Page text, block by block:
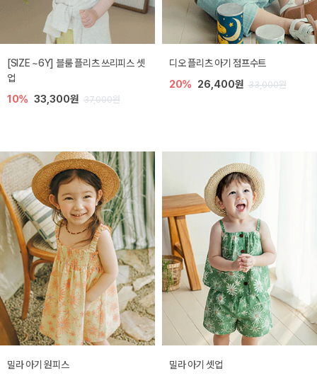
[SIZE ~6Y] 블룸 플리츠 쓰리피스 셋
업
10% 33,300원 37,000원
디오 플리츠 아기 점프수트
20% 26,400원 33,000원
밀라 아기 원피스 밀라 아기 셋업